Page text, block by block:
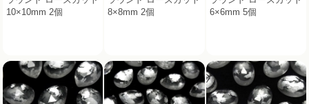
10×10mm 2個
8×8mm 2個
6×6mm 5個